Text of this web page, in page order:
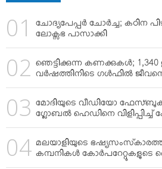
ചോദ്യപേപ്പര്‍ ചോര്‍ച്ച; കഠിന
ലോക്സഭ പാസാക്കി
ഞെട്ടിക്കുന്ന കണക്കുകള്‍; 1,340
വര്‍ഷത്തിനിടെ ഗള്‍ഫില്‍
മോദിയുടെ വീഡിയോ ഫേസ്ബുക്ക്
ഗ്ലോബല്‍ ഹെഡിനെ വിളിപ്പിച്ച്
മലയാളിയുടെ
കമ്പനികള്‍ കോര്‍പറേറ്റുകളുടെ